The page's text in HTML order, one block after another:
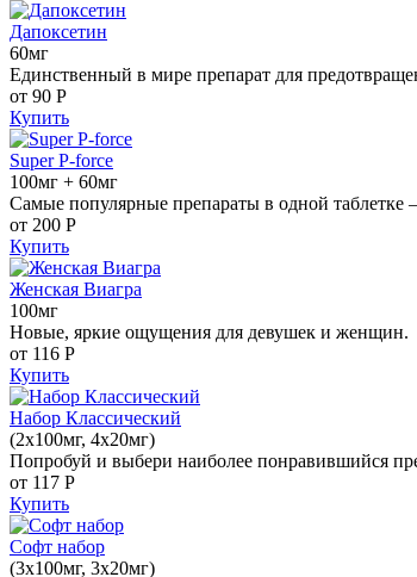
Дапоксетин
60мг
Единственный в мире препарат для
от 90 Р
Купить
Super P-force
100мг + 60мг
Самые популярные препараты в одной
от 200 Р
Купить
Женская Виагра
100мг
Новые, яркие ощущения для девушек и женщин.
от 116 Р
Купить
Набор Классический
(2x100мг, 4x20мг)
Попробуй и выбери наиболее понравившийся
от 117 Р
Купить
Софт набор
(3x100мг, 3x20мг)